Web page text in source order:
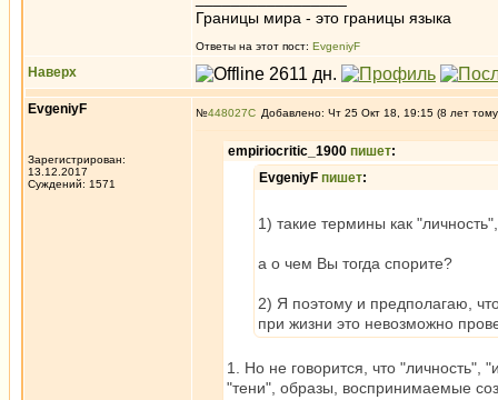
Границы мира - это границы языка
Ответы на этот пост: EvgeniyF
Наверх
EvgeniyF
Зарегистрирован:
13.12.2017
Суждений: 1571
№448027 Добавлено: Чт 25 Окт 18, 19:15 (8 лет
empiriocritic_1900 пишет:
EvgeniyF пишет:
1) такие термины как
а о чем Вы тогда спорите?
2) Я поэтому и предполагаю,
при жизни это невозможно
1. Но не говорится, что "личность",
"тени", образы, воспринимаемые